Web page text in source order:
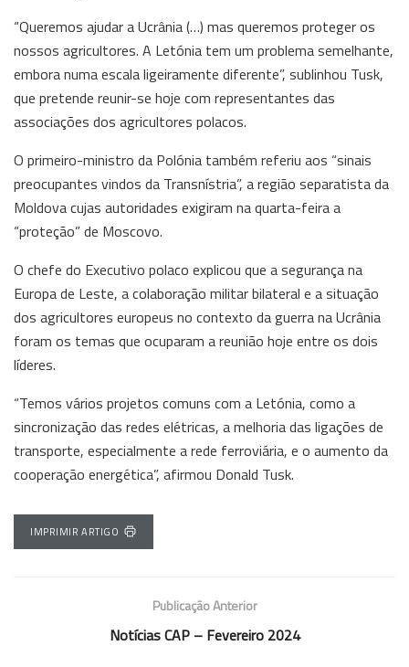
“Queremos ajudar a Ucrânia (…) mas queremos proteger os
nossos agricultores. A Letónia tem um problema semelhante,
embora numa escala ligeiramente diferente”, sublinhou Tusk,
que pretende reunir-se hoje com representantes das
associações dos agricultores polacos.
O primeiro-ministro da Polónia também referiu aos “sinais
preocupantes vindos da Transnístria”, a região separatista da
Moldova cujas autoridades exigiram na quarta-feira a
“proteção” de Moscovo.
O chefe do Executivo polaco explicou que a segurança na
Europa de Leste, a colaboração militar bilateral e a situação
dos agricultores europeus no contexto da guerra na Ucrânia
foram os temas que ocuparam a reunião hoje entre os dois
líderes.
“Temos vários projetos comuns com a Letónia, como a
sincronização das redes elétricas, a melhoria das ligações de
transporte, especialmente a rede ferroviária, e o aumento da
cooperação energética”, afirmou Donald Tusk.
IMPRIMIR ARTIGO
Publicação Anterior
Notícias CAP – Fevereiro 2024